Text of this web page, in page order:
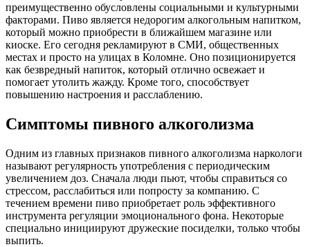
преимущественно обусловлены социальными и культурными
факторами. Пиво является недорогим алкогольным напитком,
который можно приобрести в ближайшем магазине или
киоске. Его сегодня рекламируют в СМИ, общественных
местах и просто на улицах в Коломне. Оно позиционируется
как безвредный напиток, который отлично освежает и
помогает утолить жажду. Кроме того, способствует
повышению настроения и расслаблению.
Симптомы пивного алкоголизма
Одним из главных признаков пивного алкоголизма наркологи
называют регулярность употребления с периодическим
увеличением доз. Сначала люди пьют, чтобы справиться со
стрессом, расслабиться или попросту за компанию. С
течением времени пиво приобретает роль эффективного
инструмента регуляции эмоционального фона. Некоторые
специально инициируют дружеские посиделки, только чтобы
выпить.